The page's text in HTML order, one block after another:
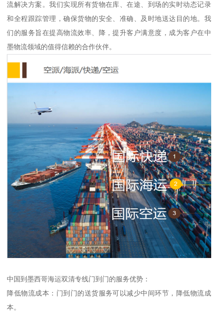
流解决方案。我们实现所有货物在库、在途、到场的实时动态记录
和全程跟踪管理，确保货物的安全、准确、及时地送达目的地。我
们的服务旨在提高物流效率、降，提升客户满意度，成为客户在中
墨物流领域的值得信赖的合作伙伴。
中国到墨西哥海运双清专线门到门的服务优势：
降低物流成本：门到门的送货服务可以减少中间环节，降低物流成
本。